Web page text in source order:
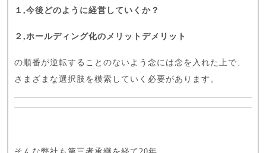
１,今後どのように経営していくか？
２,ホールディング化のメリットデメリット
の順番が逆転することのないよう念には念を入れた上で、
さまざまな選択肢を模索していく必要があります。